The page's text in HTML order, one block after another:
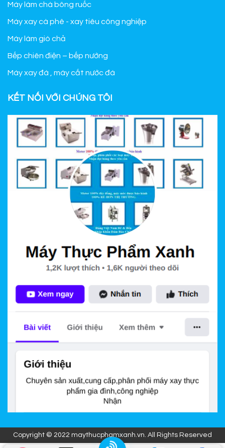
Máy làm chà bông ruốc
Máy xay cà phê - xay tiêu công nghiệp
Máy làm giò chả
Bếp chiên điện – bếp nướng
Máy xay đá , máy cắt nước đá
KẾT NỐI VỚI CHÚNG TÔI
Copyright © 2022 maythucphamxanh.vn. All Rights Reserved